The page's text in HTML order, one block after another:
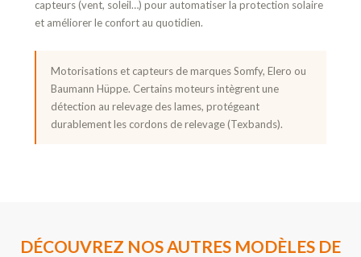
capteurs (vent, soleil…) pour automatiser la protection solaire
et améliorer le confort au quotidien.
Motorisations et capteurs de marques Somfy, Elero ou
Baumann Hüppe. Certains moteurs intègrent une
détection au relevage des lames, protégeant
durablement les cordons de relevage (Texbands).
DÉCOUVREZ NOS AUTRES MODÈLES DE